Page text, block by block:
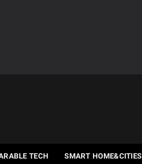
TECH SMART HOME&CITIES